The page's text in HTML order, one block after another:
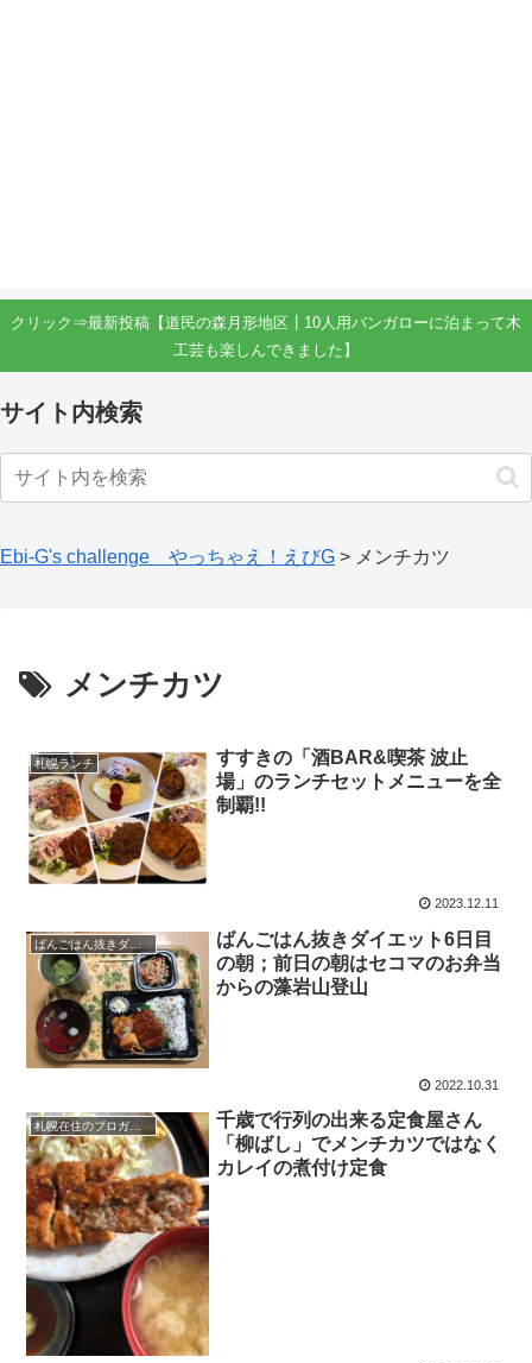
クリック⇒最新投稿【道民の森月形地区┃10人用バンガローに泊まって木
工芸も楽しんできました】
サイト内検索
Ebi-G's challenge やっちゃえ！えびG > メンチカツ
メンチカツ
札幌ランチ
すすきの「酒BAR&喫茶 波止
場」のランチセットメニューを全
制覇!!
2023.12.11
ばんごはん抜きダイエットブログ
ばんごはん抜きダイエット6日目
の朝；前日の朝はセコマのお弁当
からの藻岩山登山
2022.10.31
札幌在住のブロガーえびGのブログ（徒然）
千歳で行列の出来る定食屋さん
「柳ばし」でメンチカツではなく
カレイの煮付け定食